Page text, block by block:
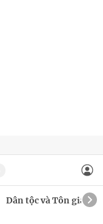
Dân tộc và Tôn giáo